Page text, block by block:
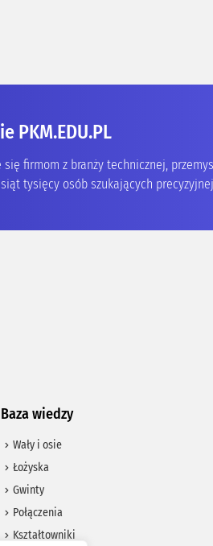
PKM.EDU.PL
się firmom z branży technicznej,
tysięcy osób szukających
Baza wiedzy
Wały i osie
Łożyska
Gwinty
Połączenia
Kształtowniki